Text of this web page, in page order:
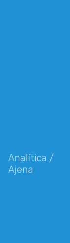
Analítica /
Ajena